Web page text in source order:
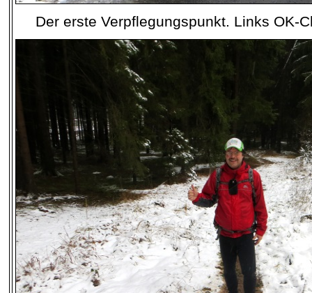
Der erste Verpflegungspunkt. Links OK-